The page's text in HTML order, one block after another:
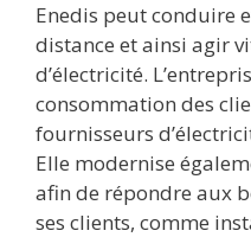
Enedis peut conduire
distance et ainsi agir
d’électricité.
consommation des
fournisseurs
Elle modernise
afin de répondre aux
ses clients, comme